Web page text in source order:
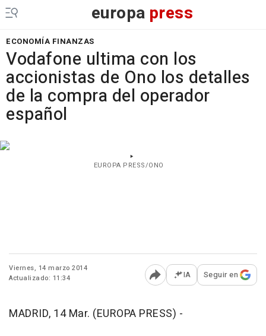
europa press
ECONOMÍA FINANZAS
Vodafone ultima con los
accionistas de Ono los detalles
de la compra del operador
español
EUROPA PRESS/ONO
Viernes, 14 marzo 2014
Actualizado: 11:34
Abrir opciones para
IA Seguir en
MADRID, 14 Mar. (EUROPA PRESS) -